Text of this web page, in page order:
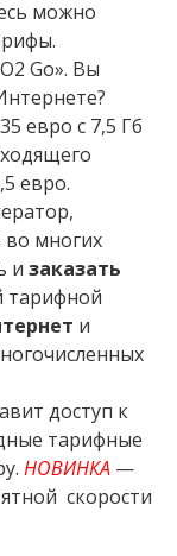
можно
Go». Вы
евро с 7,5 Гб
евро.
многих
и заказать
тарифной
и
доступ к
тарифные
НОВИНКА —
скорости